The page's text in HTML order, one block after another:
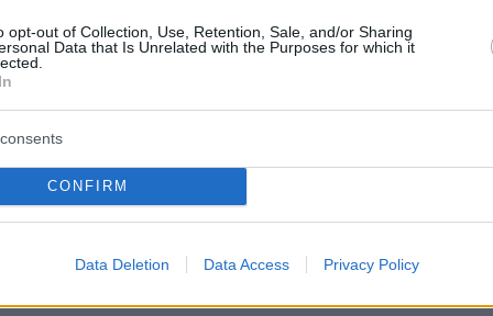
opt-out of Collection, Use, Retention, Sale, and/or Sharing
Data that Is Unrelated with the Purposes for which it
CONFIRM
Data Deletion Data Access Privacy Policy
Μπροστά μας έχουμε ακόμη πολλά
της υποψηφιότητάς του, ο
Νίκος Παπαϊωάννου έκανε την